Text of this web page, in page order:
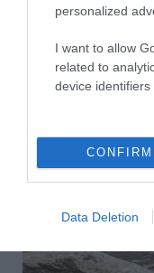
personalized
I want to allow
related to
device identifiers
CONFIRM
Data Deletion